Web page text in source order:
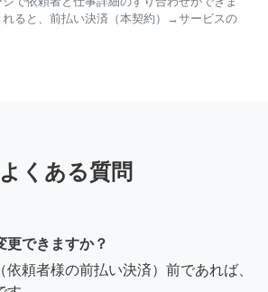
ると、前払い決済（本契約）→サービスの
よくある質問
更できますか？
頼者様の前払い決済）前であれば、